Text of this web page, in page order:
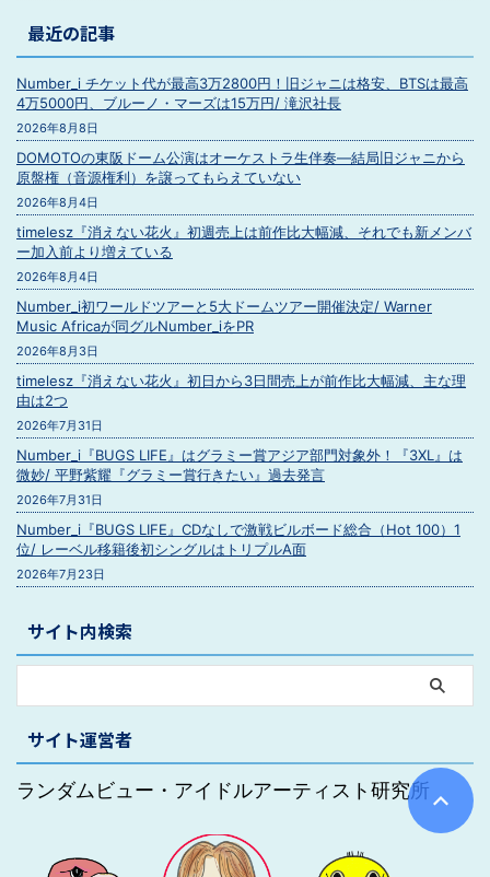
最近の記事
Number_i チケット代が最高3万2800円！旧ジャニは格安、BTSは最高
4万5000円、ブルーノ・マーズは15万円/ 滝沢社長
2026年8月8日
DOMOTOの東阪ドーム公演はオーケストラ生伴奏―結局旧ジャニから
原盤権（音源権利）を譲ってもらえていない
2026年8月4日
timelesz『消えない花火』初週売上は前作比大幅減、それでも新メンバ
ー加入前より増えている
2026年8月4日
Number_i初ワールドツアーと5大ドームツアー開催決定/ Warner
Music Africaが同グルNumber_iをPR
2026年8月3日
timelesz『消えない花火』初日から3日間売上が前作比大幅減、主な理
由は2つ
2026年7月31日
Number_i『BUGS LIFE』はグラミー賞アジア部門対象外！『3XL』は
微妙/ 平野紫耀『グラミー賞行きたい』過去発言
2026年7月31日
Number_i『BUGS LIFE』CDなしで激戦ビルボード総合（Hot 100）1
位/ レーベル移籍後初シングルはトリプルA面
2026年7月23日
サイト内検索
サイト運営者
ランダムビュー・アイドルアーティスト研究所